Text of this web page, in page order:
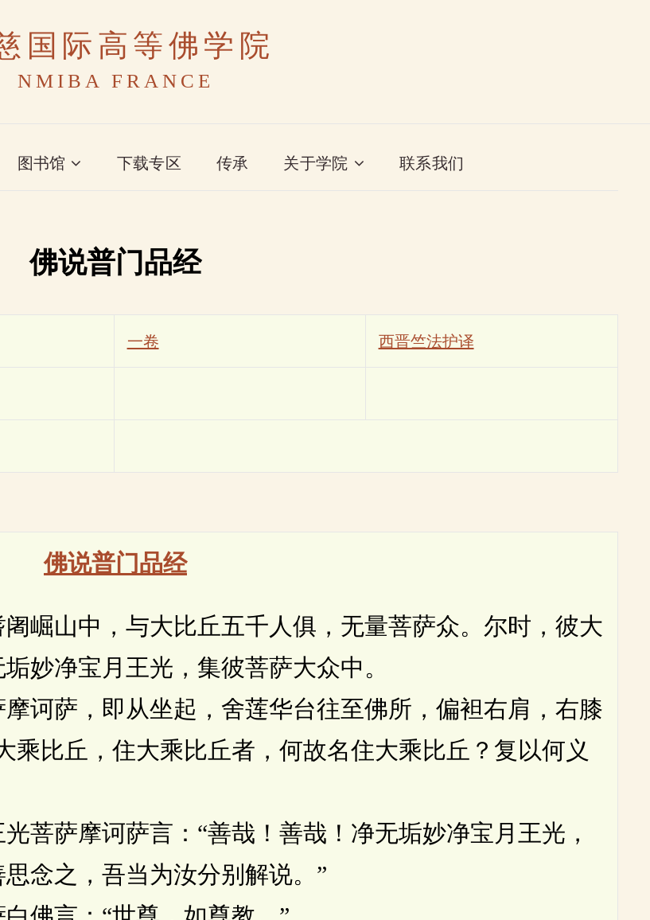
国际高等佛学院
NMIBA FRANCE
图书馆 下载专区 传承 关于学院 联系我们
佛说普门品经
一卷 西晋竺法护译
佛说普门品经
山中，与大比丘五千人俱，无量菩萨众。尔时，彼大
妙净宝月王光，集彼菩萨大众中。
萨，即从坐起，舍莲华台往至佛所，偏袒右肩，右膝
乘比丘，住大乘比丘者，何故名住大乘比丘？复以何义
萨摩诃萨言：“善哉！善哉！净无垢妙净宝月王光，
念之，吾当为汝分别解说。”